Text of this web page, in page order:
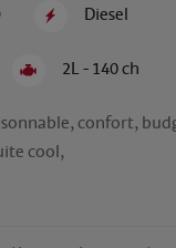
Diesel
2L - 140 ch
confort,
cool,